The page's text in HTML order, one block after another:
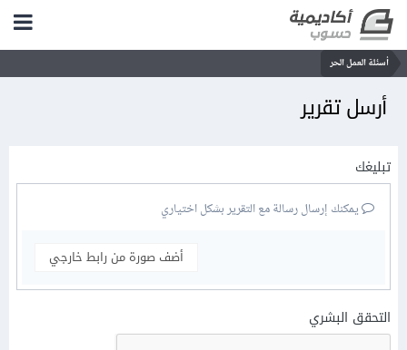
أسئلة العمل الحر
أرسل تقرير
تبليغك
يمكنك إرسال رسالة مع التقرير بشكل اختياري
أضف صورة من رابط خارجي
التحقق البشري